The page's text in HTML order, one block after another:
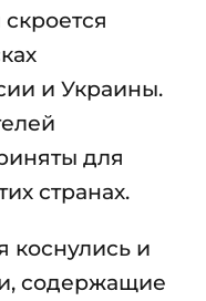
и Украины.
для
странах.
коснулись и
содержащие